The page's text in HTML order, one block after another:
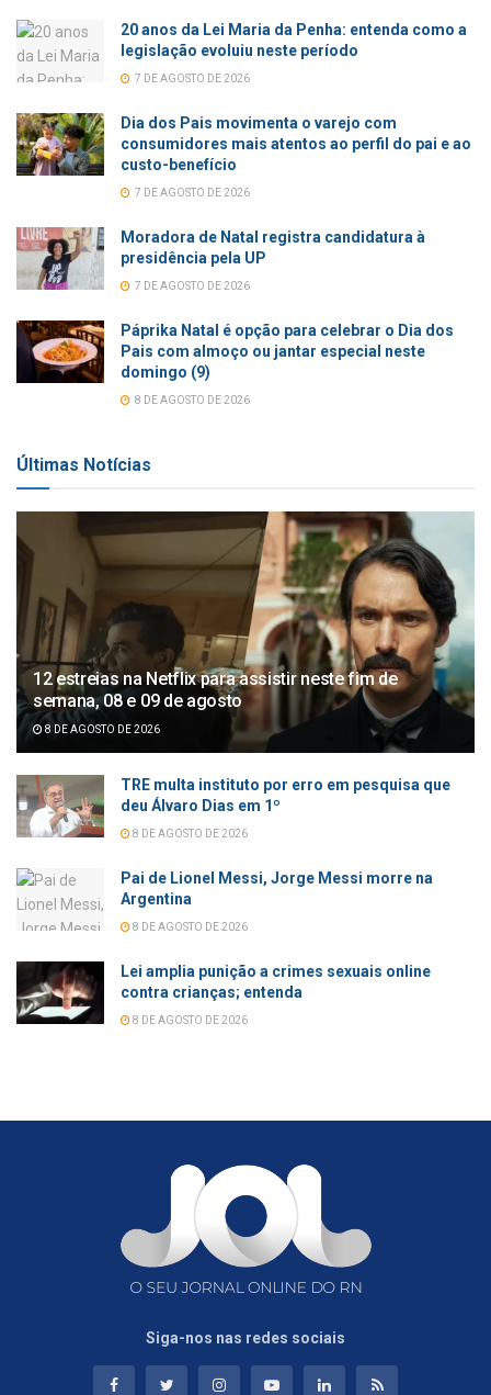
20 anos da Lei Maria da Penha: entenda como a
legislação evoluiu neste período
7 DE AGOSTO DE 2026
Dia dos Pais movimenta o varejo com
consumidores mais atentos ao perfil do pai e ao
custo-benefício
7 DE AGOSTO DE 2026
Moradora de Natal registra candidatura à
presidência pela UP
7 DE AGOSTO DE 2026
Páprika Natal é opção para celebrar o Dia dos
Pais com almoço ou jantar especial neste
domingo (9)
8 DE AGOSTO DE 2026
Últimas Notícias
12 estreias na Netflix para assistir neste fim de
semana, 08 e 09 de agosto
8 DE AGOSTO DE 2026
TRE multa instituto por erro em pesquisa que
deu Álvaro Dias em 1º
8 DE AGOSTO DE 2026
Pai de Lionel Messi, Jorge Messi morre na
Argentina
8 DE AGOSTO DE 2026
Lei amplia punição a crimes sexuais online
contra crianças; entenda
8 DE AGOSTO DE 2026
Siga-nos nas redes sociais